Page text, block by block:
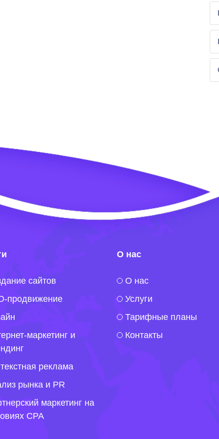
сайтов
продвижение
маркетинг и
реклама
рынка и PR
маркетинг на
CPA
О нас
O нас
Услуги
Тарифные планы
Контакты